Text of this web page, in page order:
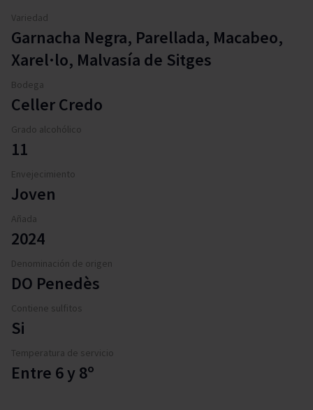
Variedad
Garnacha Negra, Parellada, Macabeo,
Xarel·lo, Malvasía de Sitges
Bodega
Celler Credo
Grado alcohólico
11
Envejecimiento
Joven
Añada
2024
Denominación de origen
DO Penedès
Contiene sulfitos
Si
Temperatura de servicio
Entre 6 y 8º